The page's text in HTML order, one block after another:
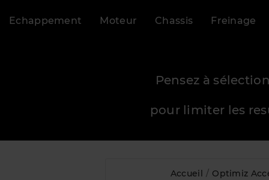
Echappement Moteur Chassis Freinage
Pensez à
pour limiter les
Accueil Optimiz